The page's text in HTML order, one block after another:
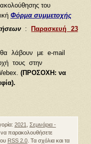
του
Φόρμα συμμετοχής
:
Παρασκευή 23
θα λάβουν με e-mail
τους στην
(ΠΡΟΣΟΧΗ: να
2021
Σεμινάρια -
παρακολουθήσετε
RSS 2.0. Τα σχόλια και τα